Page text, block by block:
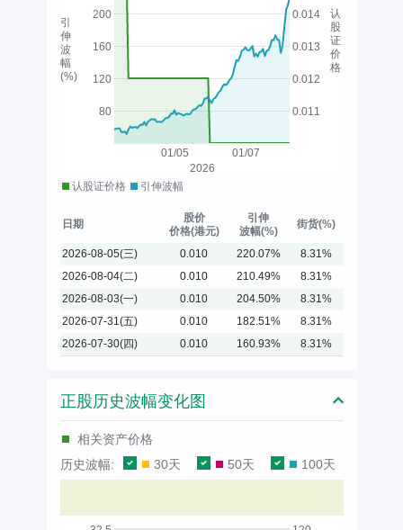
01/05 01/07
80
120
160
200
0.011
0.012
0.013
0.014
2026
引
伸
波
幅
(%)
认
股
证
价
格
认股证价格 引伸波幅
日期
股价
价格(港元)
引伸
波幅(%)
街货(%)
2026-08-05(三) 0.010 220.07%
8.31%
2026-08-04(二)
0.010 210.49%
8.31%
2026-08-03(一)
0.010 204.50%
8.31%
2026-07-31(五)
0.010 182.51%
8.31%
2026-07-30(四)
0.010 160.93% 8.31%
正股历史波幅变化图
相关资产价格
历史波幅:
30天 50天 100天